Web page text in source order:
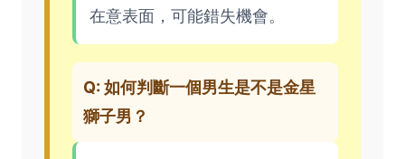
在意表面，可能錯失機會。
Q: 如何判斷一個男生是不是金星
獅子男？